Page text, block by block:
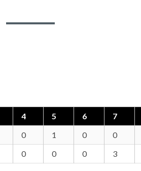
4 5 6 7
0 1 0 0
0 0 0 3